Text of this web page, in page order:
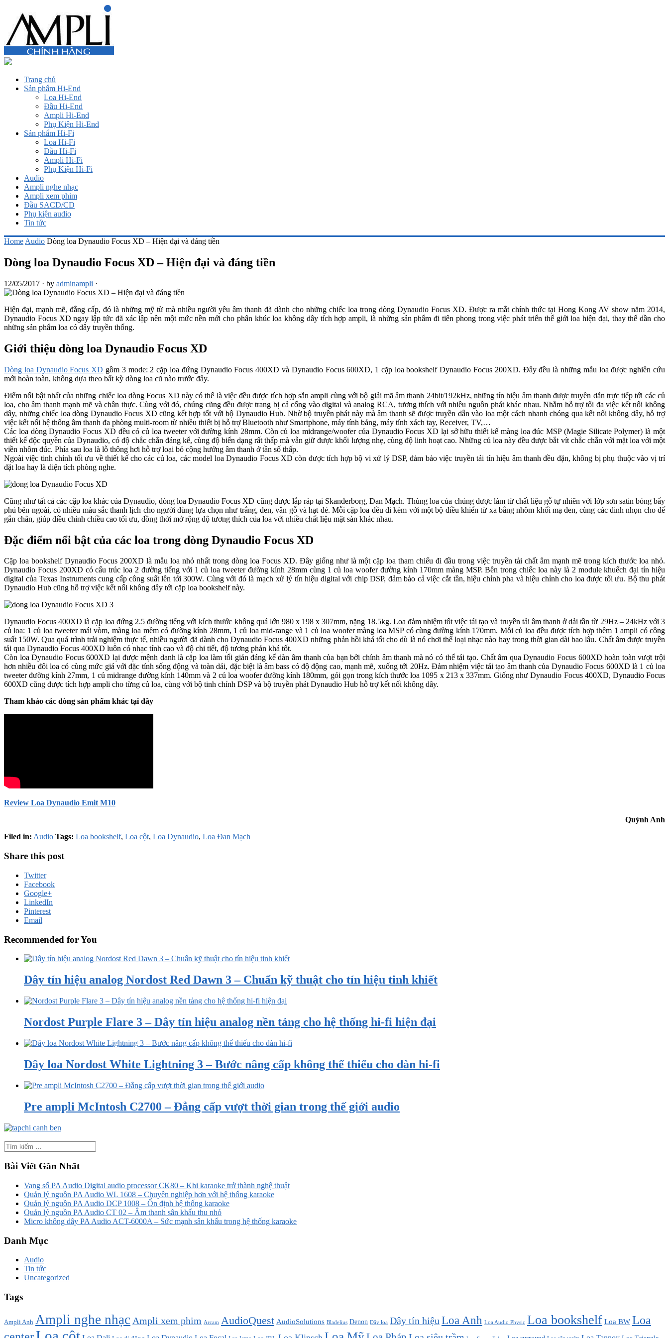
Trang chủ
Sản phẩm Hi-End
Loa Hi-End
Đầu Hi-End
Ampli Hi-End
Phụ Kiện Hi-End
Sản phẩm Hi-Fi
Loa Hi-Fi
Đầu Hi-Fi
Ampli Hi-Fi
Phụ Kiện Hi-Fi
Audio
Ampli nghe nhạc
Ampli xem phim
Đầu SACD/CD
Phụ kiện audio
Tin tức
Home Audio Dòng loa Dynaudio Focus XD – Hiện đại và đáng tiền
Dòng loa Dynaudio Focus XD – Hiện đại và đáng tiền
12/05/2017 · by adminampli ·
Hiện đại, mạnh mẽ, đẳng cấp, đó là những mỹ từ mà nhiều người yêu âm thanh đã dành cho những chiếc loa trong dòng Dynaudio Focus XD. Được ra mắt chính thức tại Hong Kong AV show năm 2014,
Dynaudio Focus XD ngay lập tức đã xác lập nên một mức nền mới cho phân khúc loa không dây tích hợp ampli, là những sản phẩm đi tiên phong trong việc phát triển thế giới loa hiện đại, thay thế dần cho
những sản phẩm loa có dây truyền thống.
Giới thiệu dòng loa Dynaudio Focus XD
Dòng loa Dynaudio Focus XD gồm 3 mode: 2 cặp loa đứng Dynaudio Focus 400XD và Dynaudio Focus 600XD, 1 cặp loa bookshelf Dynaudio Focus 200XD. Đây đều là những mẫu loa được nghiên cứu
mới hoàn toàn, không dựa theo bất kỳ dòng loa cũ nào trước đây.
Điểm nổi bật nhất của những chiếc loa dòng Focus XD này có thể là việc đều được tích hợp sẵn ampli cùng với bộ giải mã âm thanh 24bit/192kHz, những tín hiệu âm thanh được truyền dẫn trực tiếp tới các củ
loa, cho âm thanh mạnh mẽ và chân thực. Cùng với đó, chúng cũng đều được trang bị cả cổng vào digital và analog RCA, tương thích với nhiều nguồn phát khác nhau. Nhằm hỗ trợ tối đa việc kết nối không
dây, những chiếc loa dòng Dynaudio Focus XD cũng kết hợp tốt với bộ Dynaudio Hub. Nhờ bộ truyền phát này mà âm thanh sẽ được truyền dẫn vào loa một cách nhanh chóng qua kết nối không dây, hỗ trợ
việc kết nối hệ thống âm thanh đa phòng multi-room từ nhiều thiết bị hỗ trợ Bluetooth như Smartphone, máy tính bảng, máy tính xách tay, Receiver, TV,…
Các loa dòng Dynaudio Focus XD đều có củ loa tweeter với đường kính 28mm. Còn củ loa midrange/woofer của Dynaudio Focus XD lại sở hữu thiết kế màng loa đúc MSP (Magie Silicate Polymer) là một
thiết kế độc quyền của Dynaudio, có độ chắc chắn đáng kể, cùng độ biến dạng rất thấp mà vẫn giữ được khối lượng nhẹ, cùng độ linh hoạt cao. Những củ loa này đều được bắt vít chắc chắn với mặt loa với một
viền nhôm đúc. Phía sau loa là lỗ thông hơi hỗ trợ loại bỏ cộng hưởng âm thanh ở tần số thấp.
Ngoài việc tinh chỉnh tối ưu về thiết kế cho các củ loa, các model loa Dynaudio Focus XD còn được tích hợp bộ vi xử lý DSP, đảm bảo việc truyền tải tín hiệu âm thanh đều đặn, không bị phụ thuộc vào vị trí
đặt loa hay là diện tích phòng nghe.
Cũng như tất cả các cặp loa khác của Dynaudio, dòng loa Dynaudio Focus XD cũng được lắp ráp tại Skanderborg, Đan Mạch. Thùng loa của chúng được làm từ chất liệu gỗ tự nhiên với lớp sơn satin bóng bẩy
phủ bên ngoài, có nhiều màu sắc thanh lịch cho người dùng lựa chọn như trắng, đen, vân gỗ và hạt dẻ. Mỗi cặp loa đều đi kèm với một bộ điều khiển từ xa bằng nhôm khối mạ đen, cùng các đinh nhọn cho đế
gắn chân, giúp điều chỉnh chiều cao tối ưu, đồng thời mở rộng độ tương thích của loa với nhiều chất liệu mặt sàn khác nhau.
Đặc điểm nổi bật của các loa trong dòng Dynaudio Focus XD
Cặp loa bookshelf Dynaudio Focus 200XD là mẫu loa nhỏ nhất trong dòng loa Focus XD. Đây giống như là một cặp loa tham chiếu đi đầu trong việc truyền tải chất âm mạnh mẽ trong kích thước loa nhỏ.
Dynaudio Focus 200XD có cấu trúc loa 2 đường tiếng với 1 củ loa tweeter đường kính 28mm cùng 1 củ loa woofer đường kính 170mm màng MSP. Bên trong chiếc loa này là 2 module khuếch đại tín hiệu
digital của Texas Instruments cung cấp công suất lên tới 300W. Cùng với đó là mạch xử lý tín hiệu digital với chip DSP, đảm bảo cả việc cắt tần, hiệu chỉnh pha và hiệu chỉnh cho loa được tối ưu. Bộ thu phát
Dynaudio Hub cũng hỗ trợ việc kết nối không dây tới cặp loa bookshelf này.
Dynaudio Focus 400XD là cặp loa đứng 2.5 đường tiếng với kích thước không quá lớn 980 x 198 x 307mm, nặng 18.5kg. Loa đảm nhiệm tốt việc tái tạo và truyền tải âm thanh ở dải tần từ 29Hz – 24kHz với 3
củ loa: 1 củ loa tweeter mái vòm, màng loa mềm có đường kính 28mm, 1 củ loa mid-range và 1 củ loa woofer màng loa MSP có cùng đường kính 170mm. Mỗi củ loa đều được tích hợp thêm 1 ampli có công
suất 150W. Qua quá trình trải nghiệm thực tế, nhiều người đã dành cho Dynaudio Focus 400XD những phản hồi khá tốt cho dù là nó chơi thể loại nhạc nào hay trong thời gian dài bao lâu. Chất âm được truyền
tải qua Dynaudio Focus 400XD luôn có nhạc tính cao và độ chi tiết, độ tương phản khá tốt.
Còn loa Dynaudio Focus 600XD lại được mệnh danh là cặp loa làm tối giản đáng kể dàn âm thanh của bạn bởi chính âm thanh mà nó có thể tái tạo. Chất âm qua Dynaudio Focus 600XD hoàn toàn vượt trội
hơn nhiều đôi loa có cùng mức giá với đặc tính sống động và toàn dải, đặc biệt là âm bass có độ động cao, mạnh mẽ, xuống tới 20Hz. Đảm nhiệm việc tái tạo âm thanh của Dynaudio Focus 600XD là 1 củ loa
tweeter đường kính 27mm, 1 củ midrange đường kính 140mm và 2 củ loa woofer đường kính 180mm, gói gọn trong kích thước loa 1095 x 213 x 337mm. Giống như Dynaudio Focus 400XD, Dynaudio Focus
600XD cũng được tích hợp ampli cho từng củ loa, cùng với bộ tinh chỉnh DSP và bộ truyền phát Dynaudio Hub hỗ trợ kết nối không dây.
Tham khảo các dòng sản phẩm khác tại đây
Review Loa Dynaudio Emit M10
Quỳnh Anh
Filed in: Audio Tags: Loa bookshelf, Loa cột, Loa Dynaudio, Loa Đan Mạch
Share this post
Twitter
Facebook
Google+
LinkedIn
Pinterest
Email
Recommended for You
Dây tín hiệu analog Nordost Red Dawn 3 – Chuẩn kỹ thuật cho tín hiệu tinh khiết
Nordost Purple Flare 3 – Dây tín hiệu analog nền tảng cho hệ thống hi-fi hiện đại
Dây loa Nordost White Lightning 3 – Bước nâng cấp không thể thiếu cho dàn hi-fi
Pre ampli McIntosh C2700 – Đẳng cấp vượt thời gian trong thế giới audio
Bài Viết Gần Nhất
Vang số PA Audio Digital audio processor CK80 – Khi karaoke trở thành nghệ thuật
Quản lý nguồn PA Audio WL 1608 – Chuyên nghiệp hơn với hệ thống karaoke
Quản lý nguồn PA Audio DCP 1008 – Ổn định hệ thống karaoke
Quản lý nguồn PA Audio CT 02 – Âm thanh sân khấu thu nhỏ
Micro không dây PA Audio ACT-6000A – Sức mạnh sân khấu trong hệ thống karaoke
Danh Mục
Audio
Tin tức
Uncategorized
Tags
Ampli Anh Ampli nghe nhạc Ampli xem phim Arcam AudioQuest AudioSolutions Bladelius Denon Dây loa Dây tín hiệu Loa Anh Loa Audio Physic Loa bookshelf Loa BW Loa